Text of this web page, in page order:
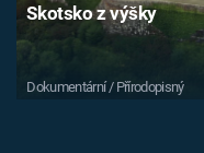
Skotsko z výšky
Dokumentární / Přírodopisný